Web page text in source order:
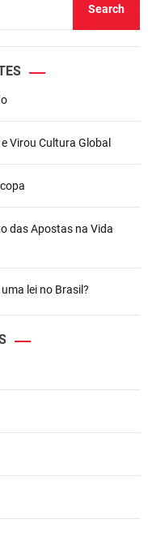
Search
Virou Cultura Global
das Apostas na Vida
lei no Brasil?